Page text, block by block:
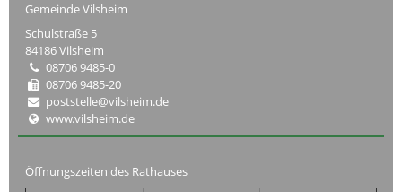
Gemeinde Vilsheim
Schulstraße 5
84186 Vilsheim
08706 9485-0
08706 9485-20
poststelle@vilsheim.de
www.vilsheim.de
Öffnungszeiten des Rathauses